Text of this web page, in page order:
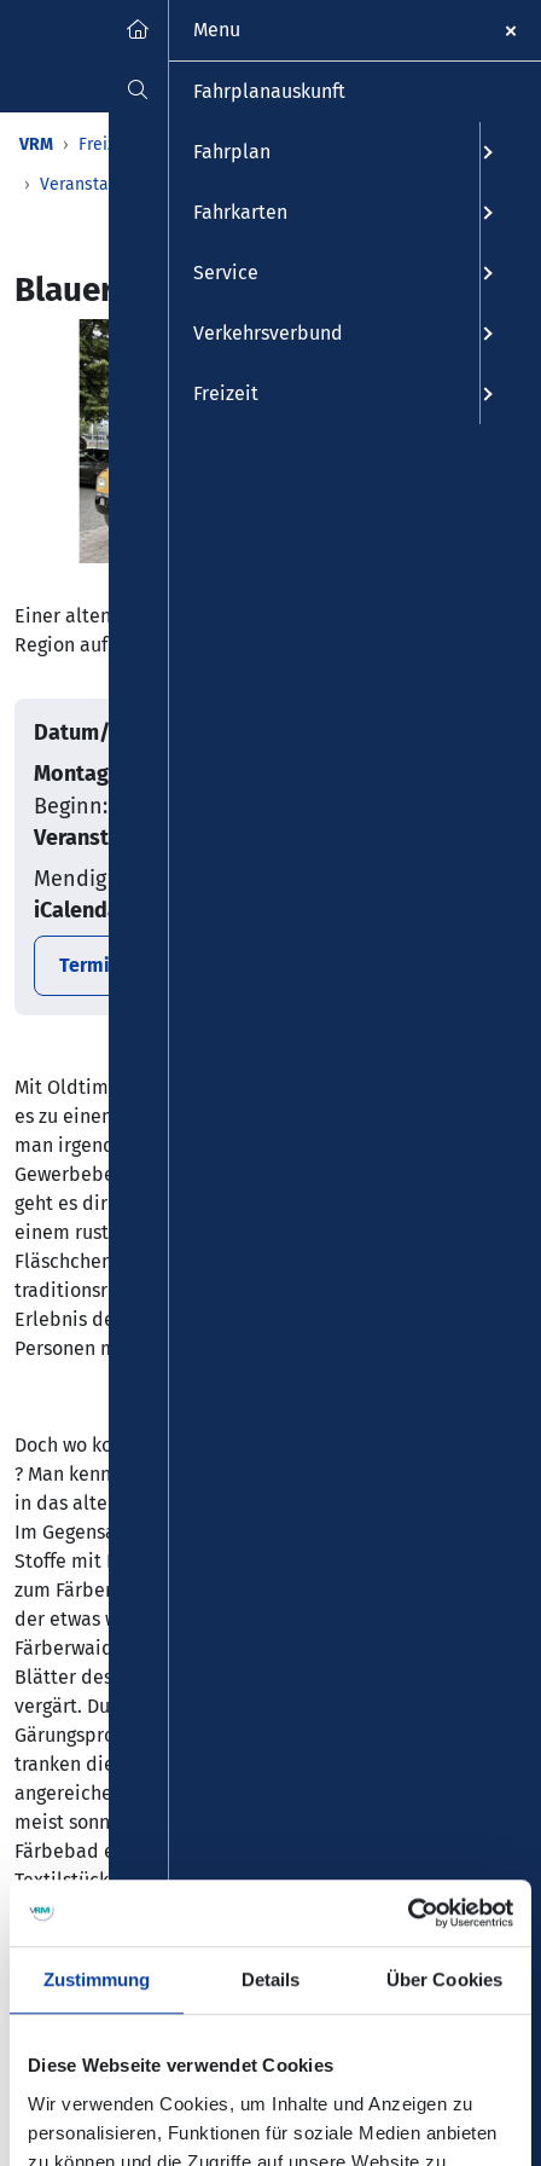
Zustimmung Details Über Cookies
Diese Webseite verwendet Cookies
Wir verwenden Cookies, um Inhalte und Anzeigen zu
personalisieren, Funktionen für soziale Medien anbieten
zu können und die Zugriffe auf unsere Website zu
VRM Freizeit
Veranstaltungen & Kalender
Veranstaltungen
Blauer Montag Mendig & Kruft
Einer alten Tradition folgend machen sich die Männer der
Region auf den Weg zum „Blauen Montag“
Datum/Uhrzeit
Montag, 20.07.2026
Beginn: 17:00
Veranstaltungsort
Mendig
iCalendar
Termin exportieren
Mit Oldtimer-Bussen oder noch uriger mit Traktoren geht
es zu einem unbekannten Ziel. Dort angekommen besucht
man irgendetwas Interessantes; ein Gebäude, einen
Gewerbebetrieb oder ein Industriedenkmal. Und danach
geht es direkt zum gemütlichen Teil des Abends über. Bei
einem rustikalen Abendessen und einem oder mehreren
Fläschchen Bier wird dann stilgerecht der Ausklang des
traditionsreichen „blauen Montags“ begangen.Ein
Erlebnis der besonderen Art, an dem jedes Jahr 120-130
Personen mit dabei sind.
Doch wo kommt der Begriff „Blauer Montag“ eigentlich her
? Man kennt z.B. „blau machen“ - „blau sein“ Schauen wir
in das alte Stoff-Färbehandwerk.
Im Gegensatz zu den anderen Farben wie Purpur waren
Stoffe mit Blau einfach zu färben. Der wichtigste Farbstoff
zum Färben war der aus Indien stammende Indigo oder
der etwas weniger intensiv färbende einheimische
Färberwaid. Zur Herstellung des Farbstoffes wurden die
Blätter des Färberwaids in Kübeln mit menschlichem Urin
vergärt. Durch die Zugabe von Alkohol wurde der
Gärungsprozess verstärkt. Da Alkohol aber teuer war,
tranken die Färber viel Alkohol, der dann im Urin
angereichert war. Zum Färben der Stoffe wurden diese
meist sonntags für mindestens 12 Stunden in das
Färbebad eingetaucht. Die blaue Farbe auf den
Textilstücken ergab sich jedoch erst, wenn diese längere
Zeit an die Luft gehängt wurden. Immer wenn die
auf das Ergebnis zu warten, wusste jeder, dass blau
gefärbt wurde, die Färber waren „blau“ und machten
Ursprung. Der freie Montag hat es auch in andere
Färbergesellen nachmachen will.
Menu
Fahrplanauskunft
Fahrplan
Fahrkarten
Service
Verkehrsverbund
Freizeit